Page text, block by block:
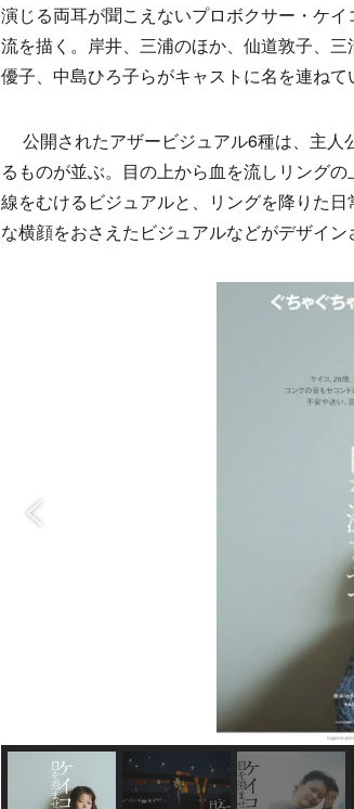
演じる両耳が聞こえないプロボクサー・ケ
流を描く。岸井、三浦のほか、仙道敦子、
優子、中島ひろ子らがキャストに名を連ねて
公開されたアザービジュアル6種は、主人
るものが並ぶ。目の上から血を流しリング
線をむけるビジュアルと、リングを降りた
な横顔をおさえたビジュアルなどがデザイン